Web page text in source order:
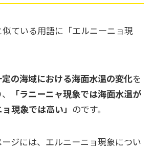
ている用語に「エルニーニョ現
定の海域における海面水温の変化を
「ラニーニャ現象では海面水温が
現象では高い」 のです。
ジには、エルニーニョ現象につい